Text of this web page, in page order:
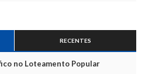
RECENTES
no Loteamento Popular